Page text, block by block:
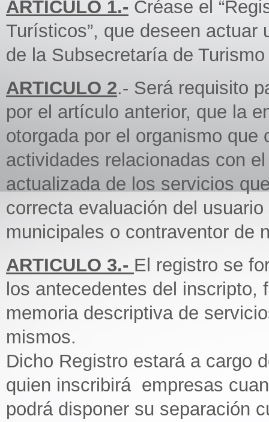
ARTICULO 1.- Créase el
Turísticos”, que deseen
de la Subsecretaría de
ARTICULO 2.- Será requisito
por el artículo anterior, que la
otorgada por el organismo que
actividades relacionadas con
actualizada de los servicios
correcta evaluación del
municipales o contraventor de
ARTICULO 3.- El registro se
los antecedentes del
memoria descriptiva de
mismos.
Dicho Registro estará a cargo
quien inscribirá empresas
podrá disponer su separación